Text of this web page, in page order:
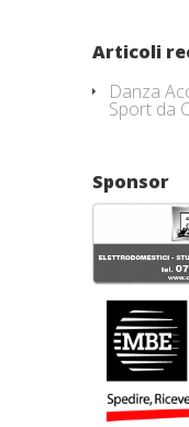
Articoli
Danza
Sport da
Sponsor